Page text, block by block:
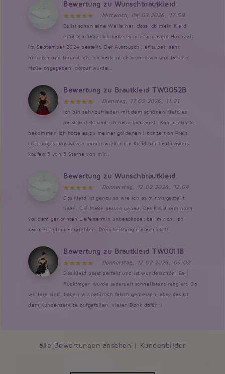
Bewertung zu Wunschbrautkleid
Mittwoch, 04.03.2026, 17:58
Es ist schon eine Weile her, dass ich mein Kleid
erhalten habe. Ich hatte es mir für unsere Hochzeit
im September 2024 bestellt. Der Austausch lief super, sehr
hilfreich und freundlich. Ich hatte mich vermessen und falsche
Maße angegeben, darauf wurde...
Bewertung zu Brautkleid TW0052B
Dienstag, 17.02.2026, 11:21
Ich bin sehr zufrieden mit dem schönen Kleid es
passt perfekt und ich habe ganz viele Komplimente
bekommen Ich hatte es zu meiner goldenen Hochzeit an Preis
Leistung ist top würde immer wieder ein Kleid bei Taubenweis
kaufen 5 von 5 Sterne von mir...
Bewertung zu Wunschbrautkleid
Donnerstag, 12.02.2026, 12:04
Das Kleid ist genau so wie ich es mir vorgestellt
habe. Die Maße passen genau. Das Kleid kam noch
vor dem genannten Liefertermin unbeschadet bei mir an. Ich
kann es jedem Empfehlen. Preis Leistung einfach TOP!
Bewertung zu Brautkleid TW0011B
Donnerstag, 12.02.2026, 09:02
Das Kleid passt perfekt und ist wunderschön. Bei
Rückfragen wurde jederzeit schnellstens reagiert. Da
wir leie sind, haben wir natürlich falsch gemessen, aber das ist
dem Kundenservice aufgefallen, vielen Dank dafür :)
alle Bewertungen ansehen | Kundenbilder